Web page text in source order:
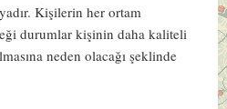
Kişilerin her ortam
durumlar kişinin daha kaliteli
neden olacağı şeklinde